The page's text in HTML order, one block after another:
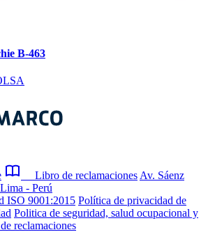
B-463
Libro de reclamaciones Av. Sáenz
- Perú
ISO 9001:2015 Política de privacidad de
Politica de seguridad, salud ocupacional y
reclamaciones